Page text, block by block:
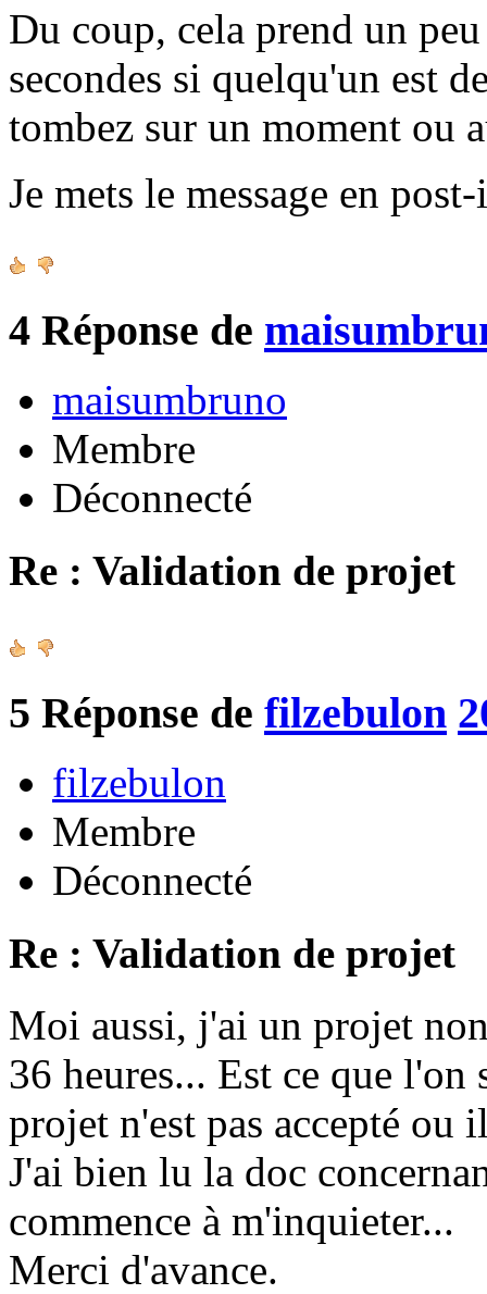
Du coup, cela prend un
secondes si quelqu'un est
tombez sur un moment ou
Je mets le message en
4 Réponse de
maisumbruno
Membre
Déconnecté
Re : Validation de projet
5 Réponse de filzebulon
filzebulon
Membre
Déconnecté
Re : Validation de projet
Moi aussi, j'ai un projet
36 heures... Est ce que l'on
projet n'est pas accepté ou
J'ai bien lu la doc
commence à m'inquieter...
Merci d'avance.